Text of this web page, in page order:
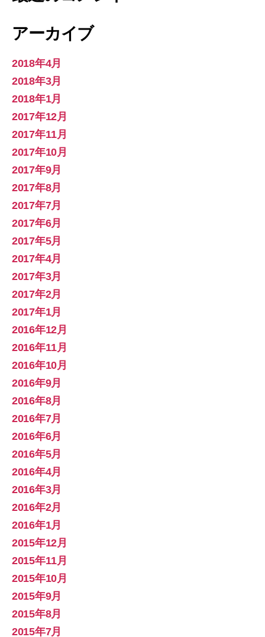
アーカイブ
2018年4月
2018年3月
2018年1月
2017年12月
2017年11月
2017年10月
2017年9月
2017年8月
2017年7月
2017年6月
2017年5月
2017年4月
2017年3月
2017年2月
2017年1月
2016年12月
2016年11月
2016年10月
2016年9月
2016年8月
2016年7月
2016年6月
2016年5月
2016年4月
2016年3月
2016年2月
2016年1月
2015年12月
2015年11月
2015年10月
2015年9月
2015年8月
2015年7月